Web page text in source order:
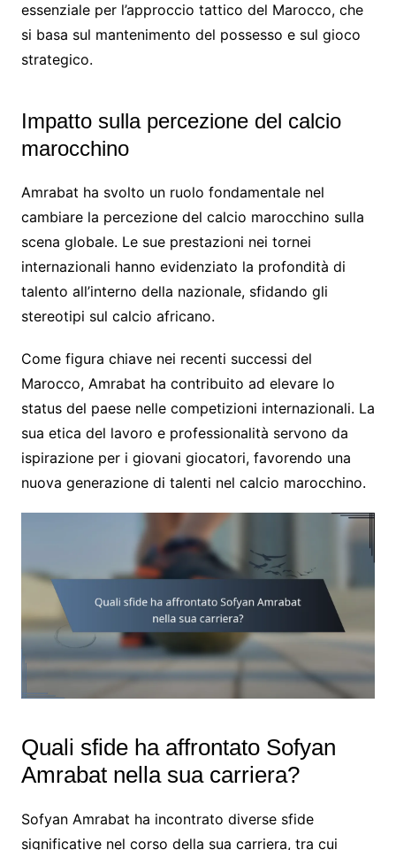
essenziale per l’approccio tattico del Marocco, che
si basa sul mantenimento del possesso e sul gioco
strategico.
Impatto sulla percezione del calcio
marocchino
Amrabat ha svolto un ruolo fondamentale nel
cambiare la percezione del calcio marocchino sulla
scena globale. Le sue prestazioni nei tornei
internazionali hanno evidenziato la profondità di
talento all’interno della nazionale, sfidando gli
stereotipi sul calcio africano.
Come figura chiave nei recenti successi del
Marocco, Amrabat ha contribuito ad elevare lo
status del paese nelle competizioni internazionali. La
sua etica del lavoro e professionalità servono da
ispirazione per i giovani giocatori, favorendo una
nuova generazione di talenti nel calcio marocchino.
Quali sfide ha affrontato Sofyan
Amrabat nella sua carriera?
Sofyan Amrabat ha incontrato diverse sfide
significative nel corso della sua carriera, tra cui